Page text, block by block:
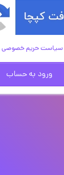
سیاست حریم خصوصی
ورود به حساب